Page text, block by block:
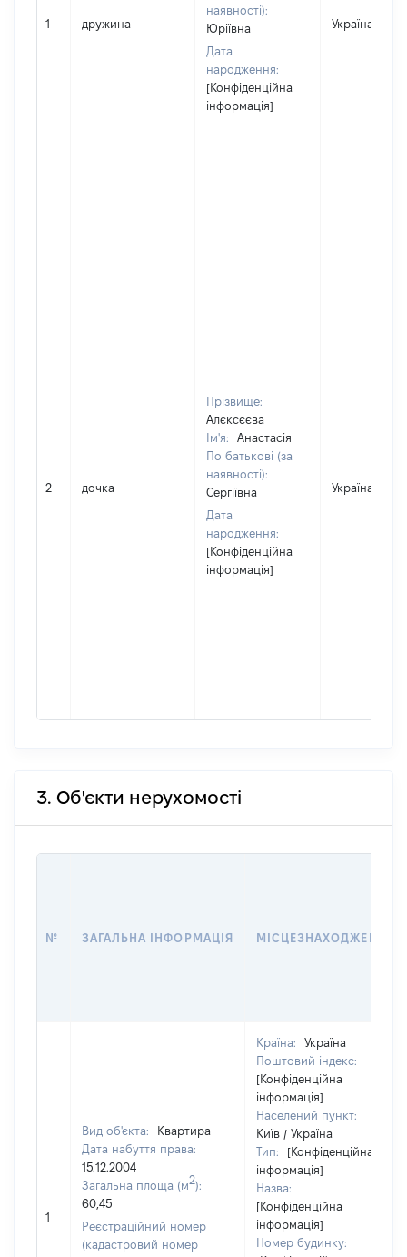
1 дружина
наявності):
Юріївна
Дата
народження:
[Конфіденційна
інформація]
Україна
2 дочка
Прізвище:
Алєксєєва
Ім'я:
Анастасія
По батькові (за
наявності):
Сергіївна
Дата
народження:
[Конфіденційна
інформація]
Україна
3. Об'єкти нерухомості
№ ЗАГАЛЬНА ІНФОРМАЦІЯ МІСЦЕЗНАХОДЖЕННЯ
1
Вид об'єкта:
Квартира
Дата набуття права:
15.12.2004
Загальна площа (м2):
60,45
Реєстраційний номер
(кадастровий номер
Країна:
Україна
Поштовий індекс:
[Конфіденційна
інформація]
Населений пункт:
Київ / Україна
Тип:
[Конфіденційна
інформація]
Назва:
[Конфіденційна
інформація]
Номер будинку: